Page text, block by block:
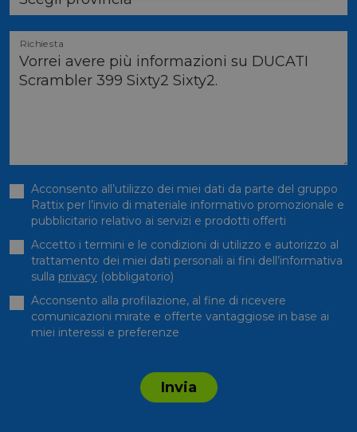
Richiesta
Acconsento all’utilizzo dei miei dati da parte del gruppo
Rattix per l’invio di materiale informativo promozionale e
pubblicitario relativo ai servizi e prodotti offerti
Accetto i termini e le condizioni di utilizzo e autorizzo al
trattamento dei miei dati personali ai fini dell’informativa
sulla privacy (obbligatorio)
Acconsento alla profilazione, al fine di ricevere
comunicazioni mirate e offerte vantaggiose in base ai
miei interessi e preferenze
Invia